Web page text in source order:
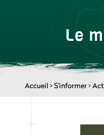
Le
Accueil >S'informer>